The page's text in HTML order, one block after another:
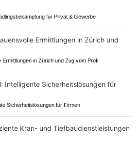
für Privat & Gewerbe
in Zürich und Zug vom Profi
Sicherheitslösungen für Firmen